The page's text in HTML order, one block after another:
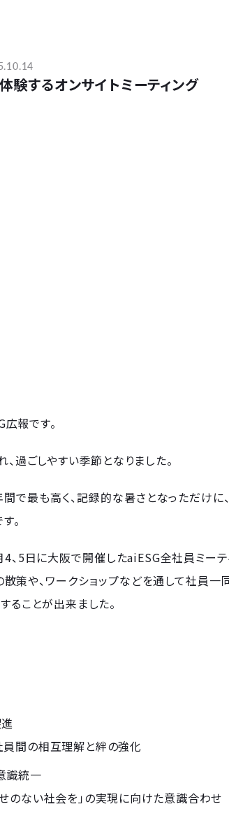
験するオンサイトミーティング
報です。
過ごしやすい季節となりました。
で最も高く、記録的な暑さとなっただけに
。
、5日に大阪で開催したaiESG全社員ミーテ
散策や、ワークショップなどを通して社員
ることが出来ました。
員間の相互理解と絆の強化
識統一
のない社会を」の実現に向けた意識合わせ